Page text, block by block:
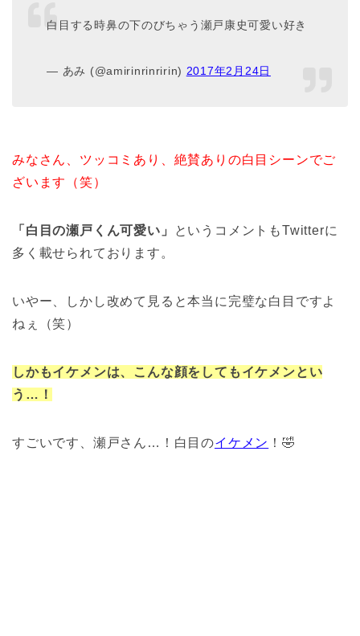
白目する時鼻の下のびちゃう瀬戸康史可愛い好き
— あみ (@amirinrinririn) 2017年2月24日
みなさん、ツッコミあり、絶賛ありの白目シーンでご
ざいます（笑）
「白目の瀬戸くん可愛い」
というコメントもTwitterに
多く載せられております。
いやー、しかし改めて見ると本当に完璧な白目ですよ
ねぇ（笑）
しかもイケメンは、こんな顔をしてもイケメンとい
う…！
すごいです、瀬戸さん…！白目のイケメン ！🤣